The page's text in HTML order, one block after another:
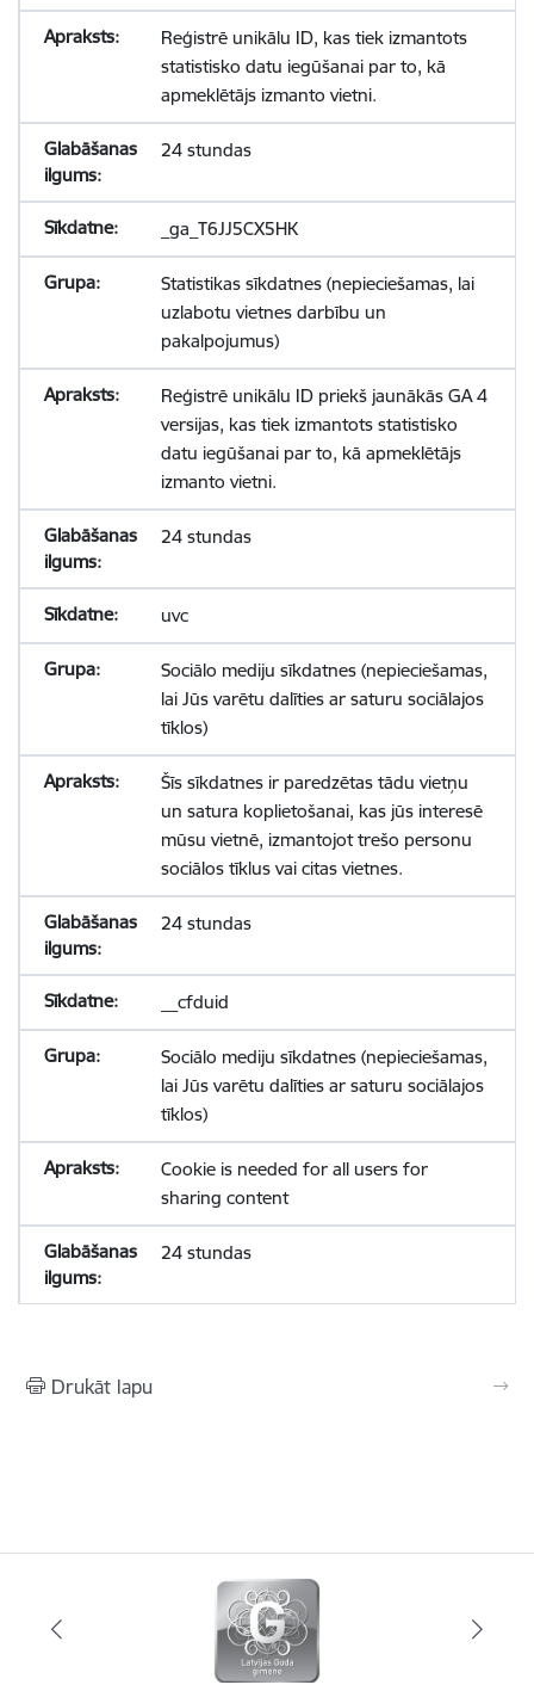
Reģistrē unikālu ID, kas tiek izmantots
statistisko datu iegūšanai par to, kā
apmeklētājs izmanto vietni.
24 stundas
_ga_T6JJ5CX5HK
Statistikas sīkdatnes (nepieciešamas, lai
uzlabotu vietnes darbību un
pakalpojumus)
Reģistrē unikālu ID priekš jaunākās GA 4
versijas, kas tiek izmantots statistisko
datu iegūšanai par to, kā apmeklētājs
izmanto vietni.
24 stundas
uvc
Sociālo mediju sīkdatnes (nepieciešamas,
lai Jūs varētu dalīties ar saturu sociālajos
tīklos)
Šīs sīkdatnes ir paredzētas tādu vietņu
un satura koplietošanai, kas jūs interesē
mūsu vietnē, izmantojot trešo personu
sociālos tīklus vai citas vietnes.
24 stundas
__cfduid
Sociālo mediju sīkdatnes (nepieciešamas,
lai Jūs varētu dalīties ar saturu sociālajos
tīklos)
Cookie is needed for all users for
sharing content
24 stundas
Drukāt lapu